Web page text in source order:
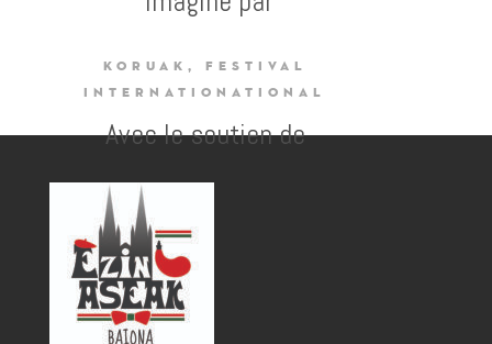
KORUAK, FESTIVAL
INTERNATIONATIONAL
Avec le soutien de